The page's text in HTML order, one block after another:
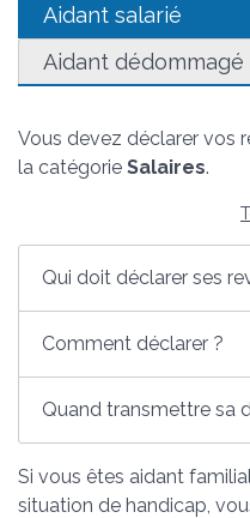
Aidant salarié
Aidant dédommagé
Vous devez déclarer vos
la catégorie Salaires.
Qui doit déclarer ses
Comment déclarer ?
Quand transmettre sa
Si vous êtes aidant
situation de handicap,